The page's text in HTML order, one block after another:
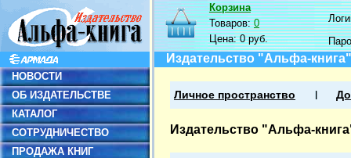
НОВОСТИ
ОБ ИЗДАТЕЛЬСТВЕ
КАТАЛОГ
СОТРУДНИЧЕСТВО
ПРОДАЖА КНИГ
Корзина
Товаров:0
Цена:0 руб.
Издательство "Альфа-книга"
Личное пространство
Издательство "Альфа-